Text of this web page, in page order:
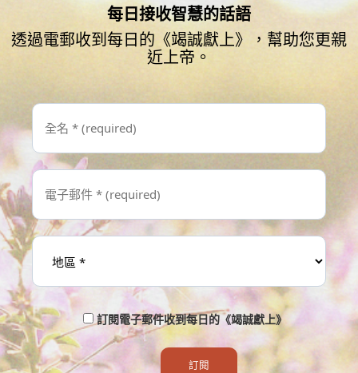
每日接收智慧的話語
透過電郵收到每日的《竭誠獻上》，幫助您更親
近上帝。
訂閱電子郵件收到每日的《竭誠獻上》